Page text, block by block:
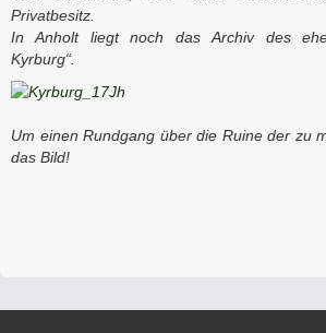
Privatbesitz.
In Anholt liegt noch das Archiv des
Kyrburg“.
Um einen Rundgang über die Ruine der zu
das Bild!